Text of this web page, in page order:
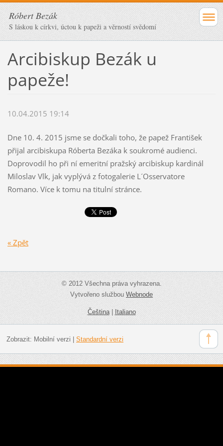
Róbert Bezák
S láskou k církvi, úctou k papeži a věrností svědomí
Arcibiskup Bezák u
papeže!
10.04.2015 19:14
Dne 10. 4. 2015 jsme se dočkali toho, že papež František
přijal arcibiskupa Róberta Bezáka k soukromé audienci.
Doprovodil ho při ní emeritní pražský arcibiskup kardinál
Miloslav Vlk, jak vyplývá z fotogalerie L´Osservatore
Romano. Více k tomu na titulní stránce.
« Zpět
© 2012 Všechna práva vyhrazena.
Vytvořeno službouWebnode
Čeština|Italiano
Zobrazit: Mobilní verzi Standardní verzi